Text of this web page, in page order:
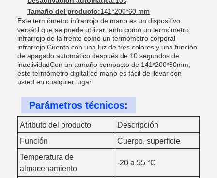
Tamaño del producto:141*200*60 mm
Este termómetro infrarrojo de mano es un dispositivo
versátil que se puede utilizar tanto como un termómetro
infrarrojo de la frente como un termómetro corporal
infrarrojo.Cuenta con una luz de tres colores y una función
de apagado automático después de 10 segundos de
inactividadCon un tamaño compacto de 141*200*60mm,
este termómetro digital de mano es fácil de llevar con
usted en cualquier lugar.
Parámetros técnicos:
Atributo del producto
Descripción
Función
Cuerpo, superficie
Temperatura de
almacenamiento
-20 a 55 °C